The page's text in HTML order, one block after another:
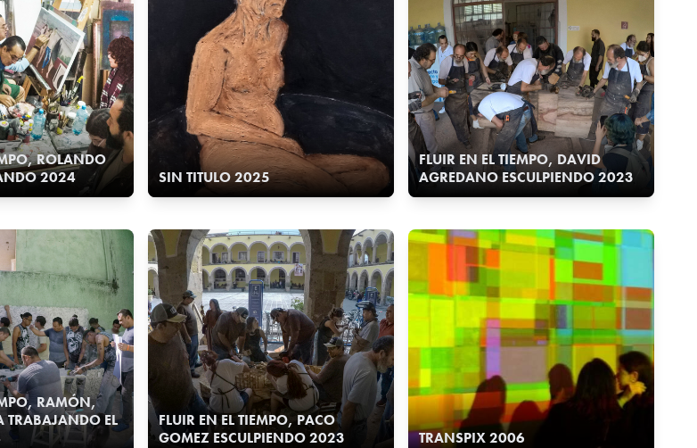
ROLANDO
2024
SIN TITULO 2025
FLUIR EN EL TIEMPO, DAVID
AGREDANO ESCULPIENDO 2023
RAMÓN,
TRABAJANDO EL
FLUIR EN EL TIEMPO, PACO
GOMEZ ESCULPIENDO 2023
TRANSPIX 2006